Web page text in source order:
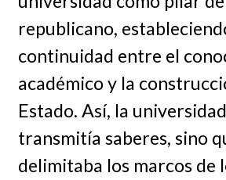
republicano,
continuidad entre el
académico y la
Estado. Así, la
transmitía saberes, sino
delimitaba los marcos de